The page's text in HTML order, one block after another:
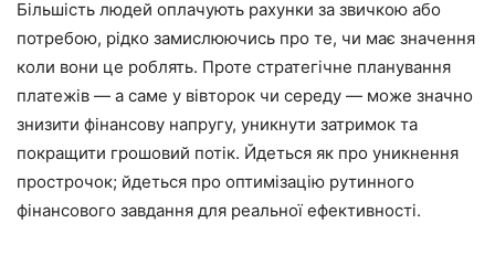
Більшість людей оплачують рахунки за звичкою або
потребою, рідко замислюючись про те, чи має значення
коли вони це роблять. Проте стратегічне планування
платежів — а саме у вівторок чи середу — може значно
знизити фінансову напругу, уникнути затримок та
покращити грошовий потік. Йдеться як про уникнення
прострочок; йдеться про оптимізацію рутинного
фінансового завдання для реальної ефективності.